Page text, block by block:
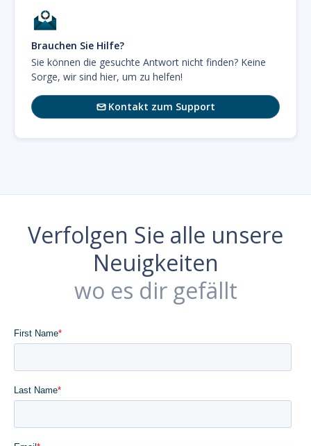
Brauchen Sie Hilfe?
Sie können die gesuchte Antwort nicht finden? Keine
Sorge, wir sind hier, um zu helfen!
Kontakt zum Support
Verfolgen Sie alle unsere
Neuigkeiten
wo es dir gefällt